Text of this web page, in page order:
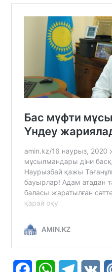
FacebookWhatsAppTelegram
VK